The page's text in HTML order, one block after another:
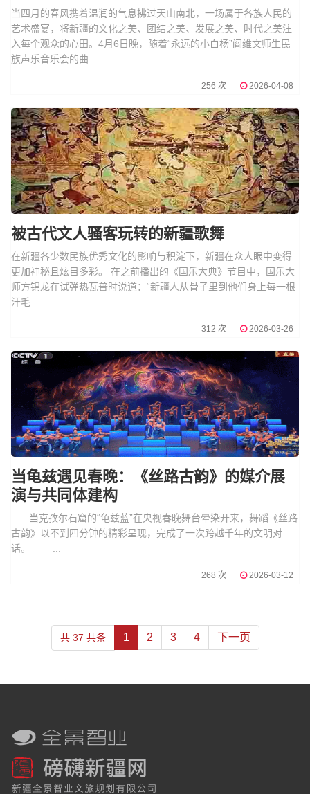
当四月的春风携着温润的气息拂过天山南北，一场属于各族人民的
艺术盛宴，将新疆的文化之美、团结之美、发展之美、时代之美注
入每个观众的心田。4月6日晚，随着“永远的小白杨”阎维文师生民
族声乐音乐会的曲...
256 次 2026-04-08
被古代文人骚客玩转的新疆歌舞
在新疆各少数民族优秀文化的影响与积淀下，新疆在众人眼中变得
更加神秘且炫目多彩。 在之前播出的《国乐大典》节目中，国乐大
师方锦龙在试弹热瓦普时说道：“新疆人从骨子里到他们身上每一根
汗毛...
312 次 2026-03-26
当龟兹遇见春晚：《丝路古韵》的媒介展
演与共同体建构
当克孜尔石窟的“龟兹蓝”在央视春晚舞台晕染开来，舞蹈《丝路
古韵》以不到四分钟的精彩呈现，完成了一次跨越千年的文明对
话。 ...
268 次 2026-03-12
共 37 共条 1 2 3 4 下一页